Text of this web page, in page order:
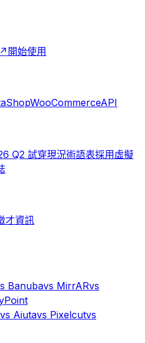
開始使用
WooCommerceAPI
Q2 試穿現況術語表採用虛擬
才資訊
Banubavs MirrARvs
vs Aiutavs Pixelcutvs